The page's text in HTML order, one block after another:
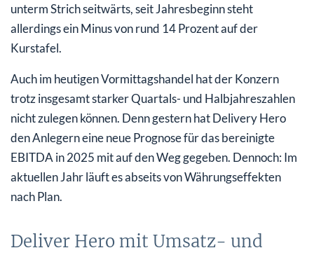
unterm Strich seitwärts, seit Jahresbeginn steht
allerdings ein Minus von rund 14 Prozent auf der
Kurstafel.
Auch im heutigen Vormittagshandel hat der Konzern
trotz insgesamt starker Quartals- und Halbjahreszahlen
nicht zulegen können. Denn gestern hat Delivery Hero
den Anlegern eine neue Prognose für das bereinigte
EBITDA in 2025 mit auf den Weg gegeben. Dennoch: Im
aktuellen Jahr läuft es abseits von Währungseffekten
nach Plan.
Deliver Hero mit Umsatz- und